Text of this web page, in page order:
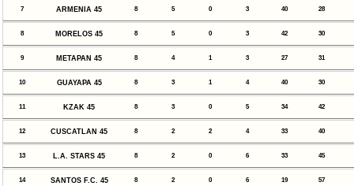
7 ARMENIA 45 8 5 0 3 40 28
8 MORELOS 45 8 5 0 3 42 30
9 METAPAN 45 8 4 1 3 27 31
10 GUAYAPA 45 8 3 1 4 40 30
11 KZAK 45 8 3 0 5 34 42
12 CUSCATLAN 45 8 2 2 4 33 40
13 L.A. STARS 45 8 2 0 6 33 45
14 SANTOS F.C. 45 8 2 0 6 19 57